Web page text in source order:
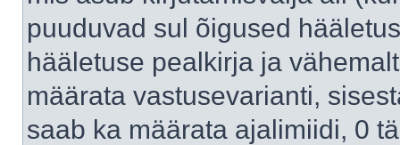
puuduvad sul õigused
hääletuse pealkirja ja
määrata vastusevarianti,
saab ka määrata ajalimiidi, 0